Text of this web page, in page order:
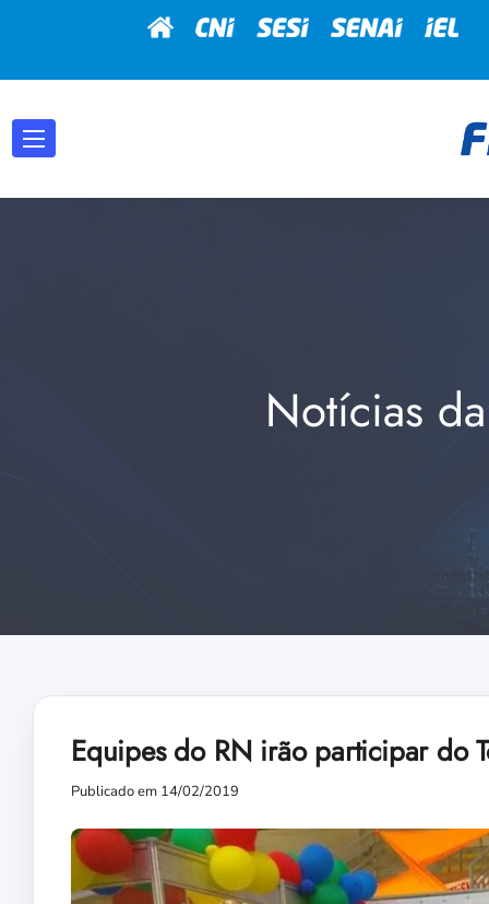
Notícias
Equipes do RN irão participar do
Publicado em 14/02/2019